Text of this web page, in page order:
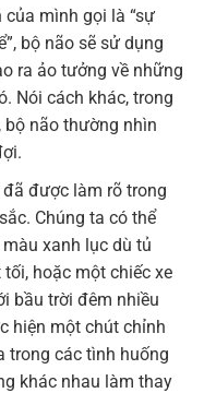
mình gọi là “sự
bộ não sẽ sử dụng
ra ảo tưởng về những
Nói cách khác, trong
não thường nhìn
được làm rõ trong
Chúng ta có thể
xanh lục dù tủ
hoặc một chiếc xe
bầu trời đêm nhiều
hiện một chút chỉnh
trong các tình huống
khác nhau làm thay